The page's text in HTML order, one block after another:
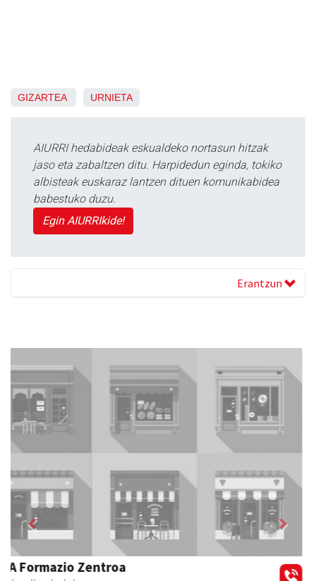
GIZARTEA URNIETA
AIURRI hedabideak eskualdeko nortasun hitzak
jaso eta zabaltzen ditu. Harpidedun eginda, tokiko
albisteak euskaraz lantzen dituen komunikabidea
babestuko duzu.
Egin AIURRIkide!
Erantzun
Magale Ikastetxea
Urnieta - Hezkuntza
Previous